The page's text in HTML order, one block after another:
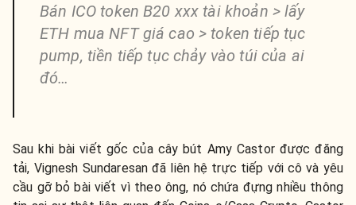
Bán ICO token B20 xxx tài khoản > lấy
ETH mua NFT giá cao > token tiếp tục
pump, tiền tiếp tục chảy vào túi của ai
đó…
Sau khi bài viết gốc của cây bút Amy Castor được đăng
tải, Vignesh Sundaresan đã liên hệ trực tiếp với cô và yêu
cầu gỡ bỏ bài viết vì theo ông, nó chứa đựng nhiều thông